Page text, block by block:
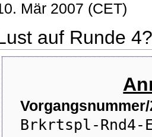
Mär 2007 (CET)
auf Runde 4?
Brkrtspl-Rnd4-